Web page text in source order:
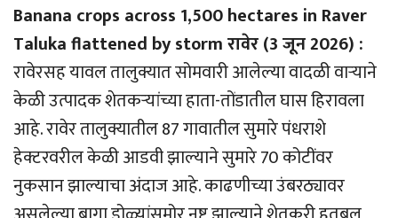
Banana crops across 1,500 hectares in Raver
Taluka flattened by storm रावेर (3 जून 2026) :
रावेरसह यावल तालुक्यात सोमवारी आलेल्या वादळी वार्‍याने
केळी उत्पादक शेतकर्‍यांच्या हाता-तोंडातील घास हिरावला
आहे. रावेर तालुक्यातील 87 गावातील सुमारे पंधराशे
हेक्टरवरील केळी आडवी झाल्याने सुमारे 70 कोटींवर
नुकसान झाल्याचा अंदाज आहे. काढणीच्या उंबरठ्यावर